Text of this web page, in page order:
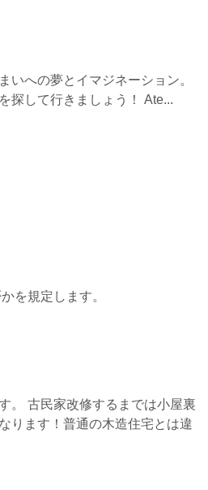
いへの夢とイマジネーション。
探して行きましょう！ Ate...
を規定します。
。 古民家改修するまでは小屋裏
ります！普通の木造住宅とは違